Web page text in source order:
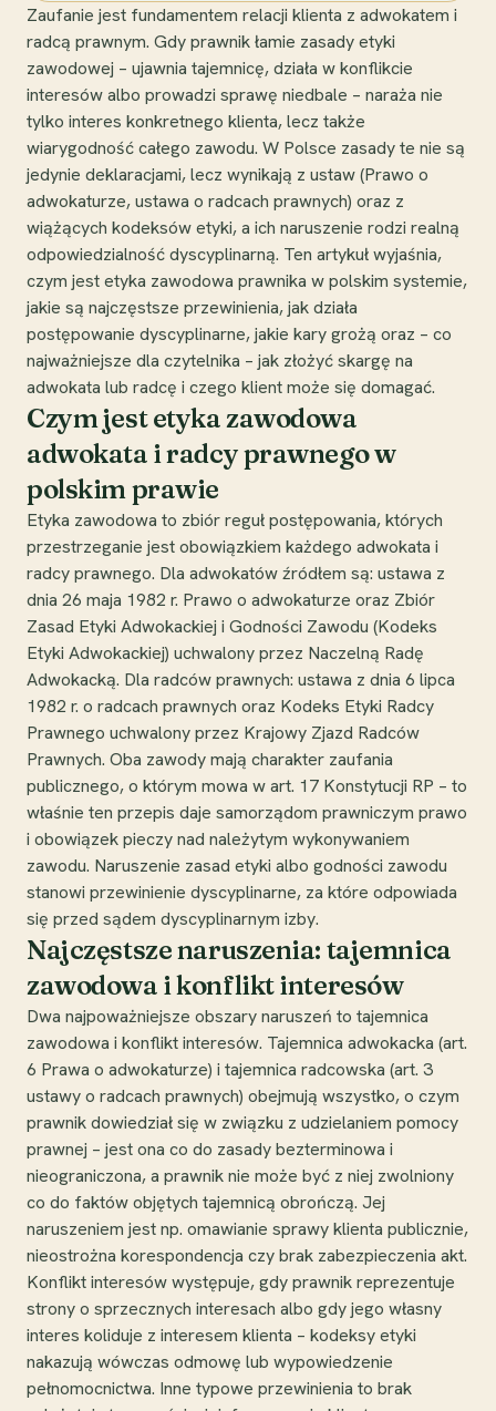
Zaufanie jest fundamentem relacji klienta z adwokatem i
radcą prawnym. Gdy prawnik łamie zasady etyki
zawodowej – ujawnia tajemnicę, działa w konflikcie
interesów albo prowadzi sprawę niedbale – naraża nie
tylko interes konkretnego klienta, lecz także
wiarygodność całego zawodu. W Polsce zasady te nie są
jedynie deklaracjami, lecz wynikają z ustaw (Prawo o
adwokaturze, ustawa o radcach prawnych) oraz z
wiążących kodeksów etyki, a ich naruszenie rodzi realną
odpowiedzialność dyscyplinarną. Ten artykuł wyjaśnia,
czym jest etyka zawodowa prawnika w polskim systemie,
jakie są najczęstsze przewinienia, jak działa
postępowanie dyscyplinarne, jakie kary grożą oraz – co
najważniejsze dla czytelnika – jak złożyć skargę na
adwokata lub radcę i czego klient może się domagać.
Czym jest etyka zawodowa
adwokata i radcy prawnego w
polskim prawie
Etyka zawodowa to zbiór reguł postępowania, których
przestrzeganie jest obowiązkiem każdego adwokata i
radcy prawnego. Dla adwokatów źródłem są: ustawa z
dnia 26 maja 1982 r. Prawo o adwokaturze oraz Zbiór
Zasad Etyki Adwokackiej i Godności Zawodu (Kodeks
Etyki Adwokackiej) uchwalony przez Naczelną Radę
Adwokacką. Dla radców prawnych: ustawa z dnia 6 lipca
1982 r. o radcach prawnych oraz Kodeks Etyki Radcy
Prawnego uchwalony przez Krajowy Zjazd Radców
Prawnych. Oba zawody mają charakter zaufania
publicznego, o którym mowa w art. 17 Konstytucji RP – to
właśnie ten przepis daje samorządom prawniczym prawo
i obowiązek pieczy nad należytym wykonywaniem
zawodu. Naruszenie zasad etyki albo godności zawodu
stanowi przewinienie dyscyplinarne, za które odpowiada
się przed sądem dyscyplinarnym izby.
Najczęstsze naruszenia: tajemnica
zawodowa i konflikt interesów
Dwa najpoważniejsze obszary naruszeń to tajemnica
zawodowa i konflikt interesów. Tajemnica adwokacka (art.
6 Prawa o adwokaturze) i tajemnica radcowska (art. 3
ustawy o radcach prawnych) obejmują wszystko, o czym
prawnik dowiedział się w związku z udzielaniem pomocy
prawnej – jest ona co do zasady bezterminowa i
nieograniczona, a prawnik nie może być z niej zwolniony
co do faktów objętych tajemnicą obrończą. Jej
naruszeniem jest np. omawianie sprawy klienta publicznie,
nieostrożna korespondencja czy brak zabezpieczenia akt.
Konflikt interesów występuje, gdy prawnik reprezentuje
strony o sprzecznych interesach albo gdy jego własny
interes koliduje z interesem klienta – kodeksy etyki
nakazują wówczas odmowę lub wypowiedzenie
pełnomocnictwa. Inne typowe przewinienia to brak